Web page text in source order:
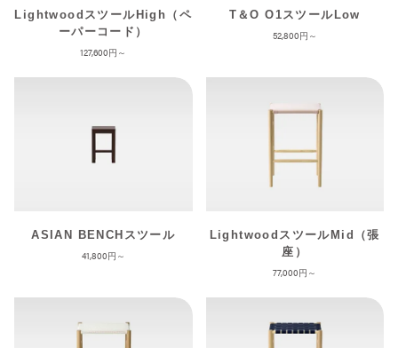
LightwoodスツールHigh（ペ
ーパーコード）
127,600
T＆O O1スツールLow
52,800
ASIAN BENCHスツール
41,800
LightwoodスツールMid（張
座）
77,000